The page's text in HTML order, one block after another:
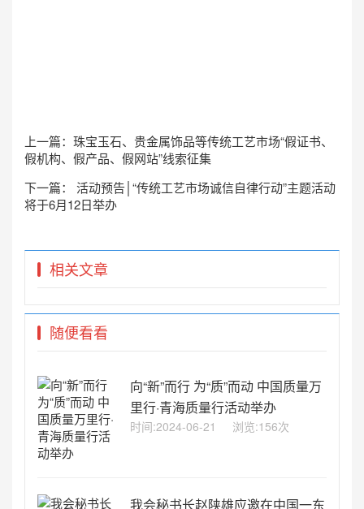
上一篇： 珠宝玉石、贵金属饰品等传统工艺市场“假证书、
假机构、假产品、假网站”线索征集
下一篇：
活动预告│“传统工艺市场诚信自律行动”主题活动
将于6月12日举办
相关文章
随便看看
向“新”而行 为“质”而动 中国质量万
里行·青海质量行活动举办
时间:2024-06-21 浏览:156次
我会秘书长赵陕雄应邀在中国一东